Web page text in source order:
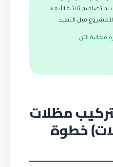
تصاميم ثلاثية الأبعاد
قبل التنفيذ.
الآن
مظلات
خطوة